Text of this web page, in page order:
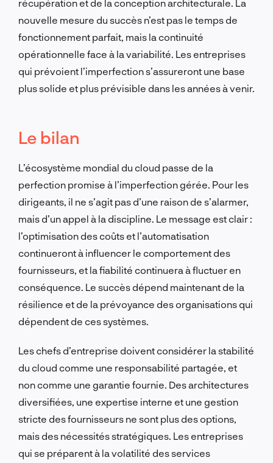
récupération et de la conception architecturale. La
nouvelle mesure du succès n’est pas le temps de
fonctionnement parfait, mais la continuité
opérationnelle face à la variabilité. Les entreprises
qui prévoient l’imperfection s’assureront une base
plus solide et plus prévisible dans les années à venir.
Le bilan
L’écosystème mondial du cloud passe de la
perfection promise à l’imperfection gérée. Pour les
dirigeants, il ne s’agit pas d’une raison de s’alarmer,
mais d’un appel à la discipline. Le message est clair :
l’optimisation des coûts et l’automatisation
continueront à influencer le comportement des
fournisseurs, et la fiabilité continuera à fluctuer en
conséquence. Le succès dépend maintenant de la
résilience et de la prévoyance des organisations qui
dépendent de ces systèmes.
Les chefs d’entreprise doivent considérer la stabilité
du cloud comme une responsabilité partagée, et
non comme une garantie fournie. Des architectures
diversifiées, une expertise interne et une gestion
stricte des fournisseurs ne sont plus des options,
mais des nécessités stratégiques. Les entreprises
qui se préparent à la volatilité des services